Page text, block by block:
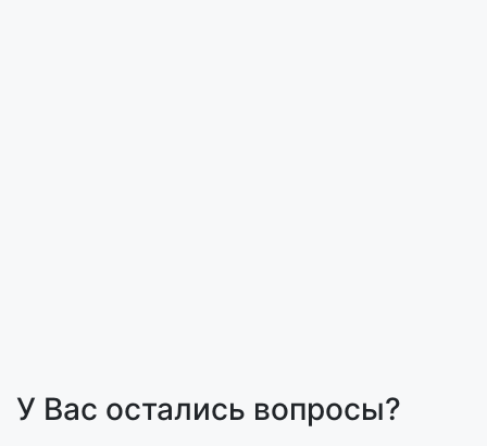
У Вас остались вопросы?